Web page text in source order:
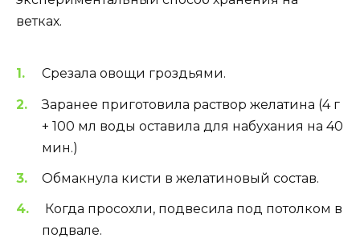
ветках.
Срезала овощи гроздьями.
Заранее приготовила раствор желатина (4 г
+ 100 мл воды оставила для набухания на 40
мин.)
Обмакнула кисти в желатиновый состав.
Когда просохли, подвесила под потолком в
подвале.